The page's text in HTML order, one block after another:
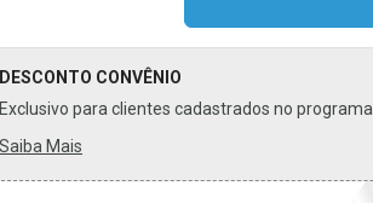
DESCONTO CONVÊNIO
Exclusivo para clientes cadastrados no programa
Saiba Mais